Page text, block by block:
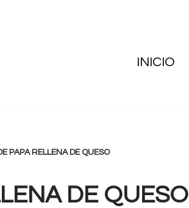
INICIO
PAPA RELLENA DE QUESO
DE QUESO